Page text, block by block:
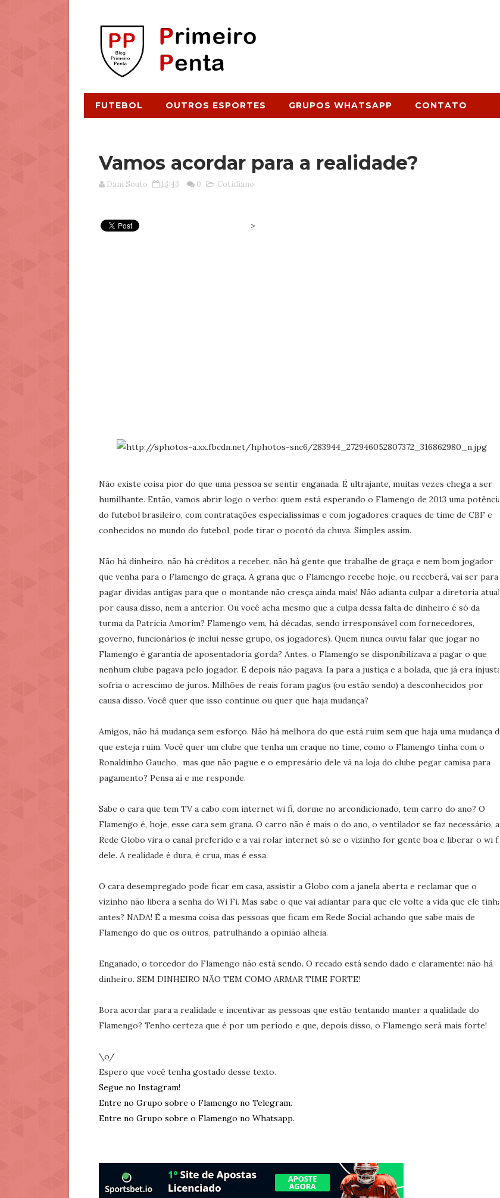
FUTEBOL OUTROS ESPORTES GRUPOS WHATSAPP CONTATO
Vamos acordar para a realidade?
Dani Souto 13:43 0 Cotidiano
>
Não existe coisa pior do que uma pessoa se sentir enganada. É ultrajante, muitas vezes chega a ser
humilhante. Então, vamos abrir logo o verbo: quem está esperando o Flamengo de 2013 uma potência
do futebol brasileiro, com contratações especialissimas e com jogadores craques de time de CBF e
conhecidos no mundo do futebol, pode tirar o pocotó da chuva. Simples assim.
Não há dinheiro, não há créditos a receber, não há gente que trabalhe de graça e nem bom jogador
que venha para o Flamengo de graça. A grana que o Flamengo recebe hoje, ou receberá, vai ser para
pagar dividas antigas para que o montande não cresça ainda mais! Não adianta culpar a diretoria atual
por causa disso, nem a anterior. Ou você acha mesmo que a culpa dessa falta de dinheiro é só da
turma da Patricia Amorim? Flamengo vem, há décadas, sendo irresponsável com fornecedores,
governo, funcionários (e inclui nesse grupo, os jogadores). Quem nunca ouviu falar que jogar no
Flamengo é garantia de aposentadoria gorda? Antes, o Flamengo se disponibilizava a pagar o que
nenhum clube pagava pelo jogador. E depois não pagava. Ia para a justiça e a bolada, que já era injusta,
sofria o acrescimo de juros. Milhões de reais foram pagos (ou estão sendo) a desconhecidos por
causa disso. Você quer que isso continue ou quer que haja mudança?
Amigos, não há mudança sem esforço. Não há melhora do que está ruim sem que haja uma mudança do
que esteja ruim. Você quer um clube que tenha um craque no time, como o Flamengo tinha com o
Ronaldinho Gaucho, mas que não pague e o empresário dele vá na loja do clube pegar camisa para
pagamento? Pensa aí e me responde.
Sabe o cara que tem TV a cabo com internet wi fi, dorme no arcondicionado, tem carro do ano? O
Flamengo é, hoje, esse cara sem grana. O carro não é mais o do ano, o ventilador se faz necessário, a
Rede Globo vira o canal preferido e a vai rolar internet só se o vizinho for gente boa e liberar o wi fi
dele. A realidade é dura, é crua, mas é essa.
O cara desempregado pode ficar em casa, assistir a Globo com a janela aberta e reclamar que o
vizinho não libera a senha do Wi Fi. Mas sabe o que vai adiantar para que ele volte a vida que ele tinha
antes? NADA! É a mesma coisa das pessoas que ficam em Rede Social achando que sabe mais de
Flamengo do que os outros, patrulhando a opinião alheia.
Enganado, o torcedor do Flamengo não está sendo. O recado está sendo dado e claramente: não há
dinheiro. SEM DINHEIRO NÃO TEM COMO ARMAR TIME FORTE!
Bora acordar para a realidade e incentivar as pessoas que estão tentando manter a qualidade do
Flamengo? Tenho certeza que é por um período e que, depois disso, o Flamengo será mais forte!
\o/
Espero que você tenha gostado desse texto.
Segue no Instagram!
Entre no Grupo sobre o Flamengo no Telegram.
Entre no Grupo sobre o Flamengo no Whatsapp.